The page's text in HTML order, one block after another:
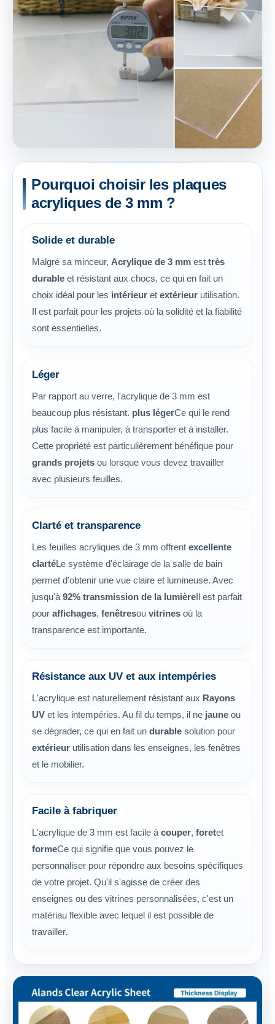
Pourquoi choisir les plaques
acryliques de 3 mm ?
Solide et durable
Malgré sa minceur, Acrylique de 3 mm est très
durable et résistant aux chocs, ce qui en fait un
choix idéal pour les intérieur et extérieur utilisation.
Il est parfait pour les projets où la solidité et la fiabilité
sont essentielles.
Léger
Par rapport au verre, l'acrylique de 3 mm est
beaucoup plus résistant. plus légerCe qui le rend
plus facile à manipuler, à transporter et à installer.
Cette propriété est particulièrement bénéfique pour
grands projets ou lorsque vous devez travailler
avec plusieurs feuilles.
Clarté et transparence
Les feuilles acryliques de 3 mm offrent excellente
clartéLe système d'éclairage de la salle de bain
permet d'obtenir une vue claire et lumineuse. Avec
jusqu'à 92% transmission de la lumièreIl est parfait
pour affichages, fenêtresou vitrines où la
transparence est importante.
Résistance aux UV et aux intempéries
L'acrylique est naturellement résistant aux Rayons
UV et les intempéries. Au fil du temps, il ne jaune ou
se dégrader, ce qui en fait un durable solution pour
extérieur utilisation dans les enseignes, les fenêtres
et le mobilier.
Facile à fabriquer
L'acrylique de 3 mm est facile à couper, foretet
formeCe qui signifie que vous pouvez le
personnaliser pour répondre aux besoins spécifiques
de votre projet. Qu'il s'agisse de créer des
enseignes ou des vitrines personnalisées, c'est un
matériau flexible avec lequel il est possible de
travailler.